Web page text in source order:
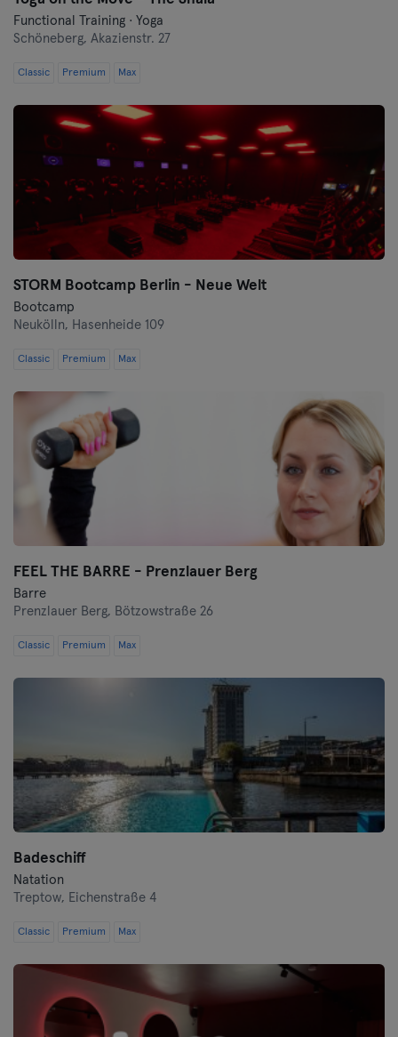
Functional Training · Yoga
Schöneberg, Akazienstr. 27
Classic Premium Max
STORM Bootcamp Berlin - Neue Welt
Bootcamp
Neukölln, Hasenheide 109
Classic Premium Max
FEEL THE BARRE - Prenzlauer Berg
Barre
Prenzlauer Berg, Bötzowstraße 26
Classic Premium Max
Badeschiff
Natation
Treptow, Eichenstraße 4
Classic Premium Max